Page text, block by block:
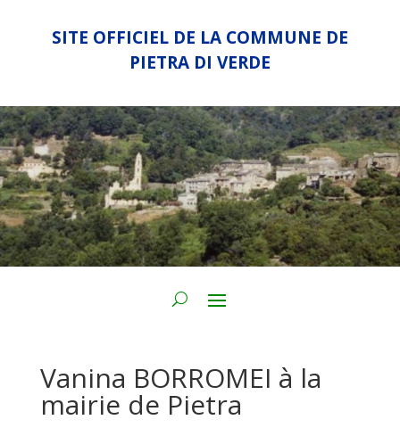
SITE OFFICIEL DE LA COMMUNE DE
PIETRA DI VERDE
Vanina BORROMEI à la
mairie de Pietra